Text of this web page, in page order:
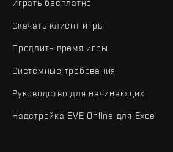
Играть бесплатно
Скачать клиент игры
Продлить время игры
Системные требования
Руководство для начинающих
Надстройка EVE Online для Excel